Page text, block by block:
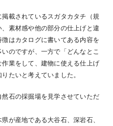
載されているスガタカタチ（規
素材感や他の部分の仕上げと違
はカタログに書いてある内容を
のですが、一方で「どんなとこ
業をして、建物に使える仕上げ
たいと考えていました。
石の採掘場を見学させていただ
が産地である大谷石、深岩石、